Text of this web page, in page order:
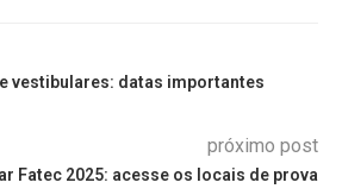
vestibulares: datas importantes
próximo post
Fatec 2025: acesse os locais de prova